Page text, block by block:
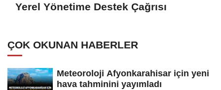
Yerel Yönetime Destek Çağrısı
ÇOK OKUNAN HABERLER
Meteoroloji Afyonkarahisar için yeni
hava tahminini yayımladı